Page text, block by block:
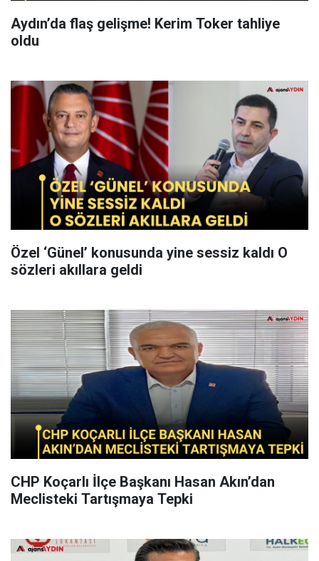
Aydın’da flaş gelişme! Kerim Toker tahliye
oldu
Özel ‘Günel’ konusunda yine sessiz kaldı O
sözleri akıllara geldi
CHP Koçarlı İlçe Başkanı Hasan Akın’dan
Meclisteki Tartışmaya Tepki